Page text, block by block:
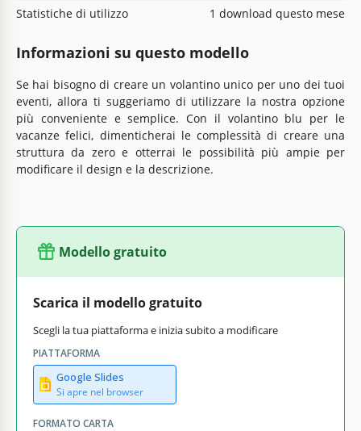
Statistiche di utilizzo
1 download questo mese
Informazioni su questo modello
Se hai bisogno di creare un volantino unico per uno dei tuoi
eventi, allora ti suggeriamo di utilizzare la nostra opzione
più conveniente e semplice. Con il volantino blu per le
vacanze felici, dimenticherai le complessità di creare una
struttura da zero e otterrai le possibilità più ampie per
modificare il design e la descrizione.
Modello gratuito
Scarica il modello gratuito
Scegli la tua piattaforma e inizia subito a modificare
PIATTAFORMA
Google Slides
Si apre nel browser
FORMATO CARTA